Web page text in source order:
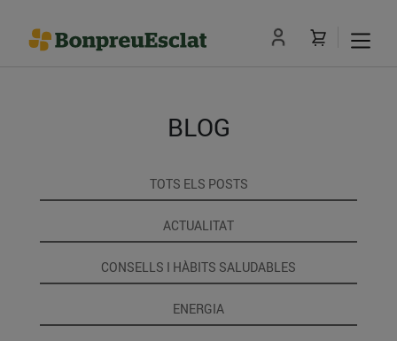
BLOG
TOTS ELS POSTS
ACTUALITAT
CONSELLS I HÀBITS SALUDABLES
ENERGIA